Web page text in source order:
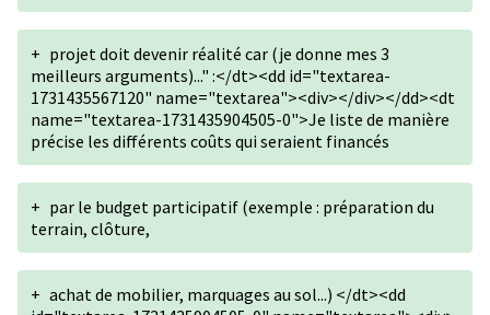
+ projet doit devenir réalité car (je donne mes 3
meilleurs arguments)..." :</dt><dd id="textarea-
1731435567120" name="textarea"><div></div></dd><dt
name="textarea-1731435904505-0">Je liste de manière
précise les différents coûts qui seraient financés
+ par le budget participatif (exemple : préparation du
terrain, clôture,
+ achat de mobilier, marquages au sol...) </dt><dd